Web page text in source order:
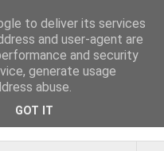
to deliver its services
and user-agent are
and security
generate usage
abuse.
GOT IT